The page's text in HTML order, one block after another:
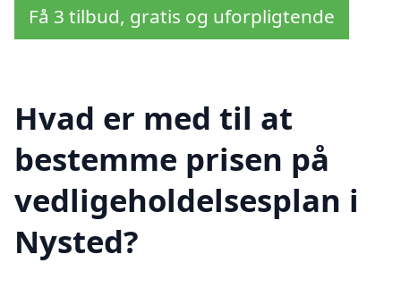
Få 3 tilbud, gratis og uforpligtende
Hvad er med til at
bestemme prisen på
vedligeholdelsesplan i
Nysted?